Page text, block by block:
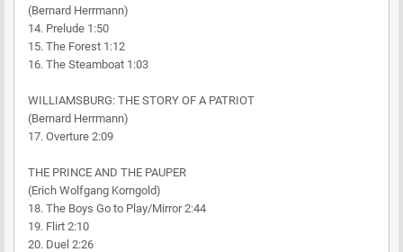
(Bernard Herrmann)
14. Prelude 1:50
15. The Forest 1:12
16. The Steamboat 1:03
WILLIAMSBURG: THE STORY OF A PATRIOT
(Bernard Herrmann)
17. Overture 2:09
THE PRINCE AND THE PAUPER
(Erich Wolfgang Korngold)
18. The Boys Go to Play/Mirror 2:44
19. Flirt 2:10
20. Duel 2:26